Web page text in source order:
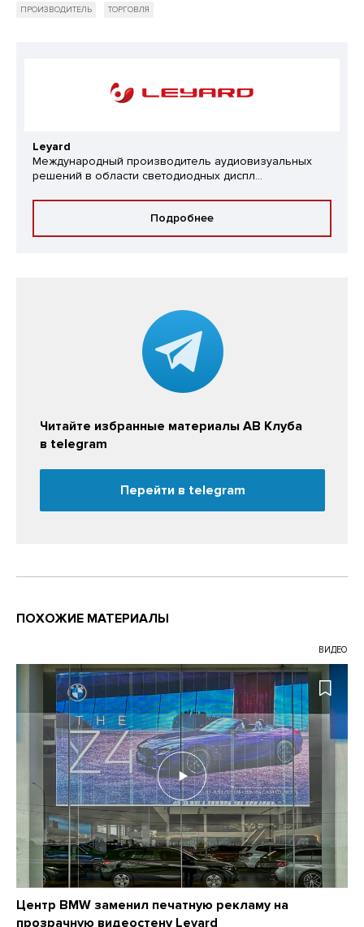
ПРОИЗВОДИТЕЛЬ ТОРГОВЛЯ
Leyard
Международный производитель аудиовизуальных
решений в области светодиодных диспл...
Подробнее
Читайте избранные материалы АВ Клуба
в telegram
Перейти в telegram
ПОХОЖИЕ МАТЕРИАЛЫ
ВИДЕО
Центр BMW заменил печатную рекламу на
прозрачную видеостену Leyard